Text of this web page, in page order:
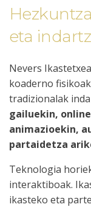
eta
Nevers
koaderno
tradizionalak
gailuekin,
animazioekin,
partaidetza
Teknologia
interaktiboak.
ikasteko eta